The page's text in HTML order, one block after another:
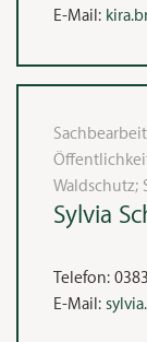
E-Mail:
Waldschutz;
Sylvia
Telefon:
E-Mail: